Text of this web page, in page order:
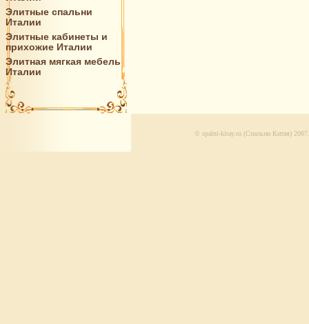
Элитные спальни
Италии
Элитные кабинеты и
прихожие Италии
Элитная мягкая мебель
Италии
© spalni-kitay.ru (Спальни Китая) 2007.